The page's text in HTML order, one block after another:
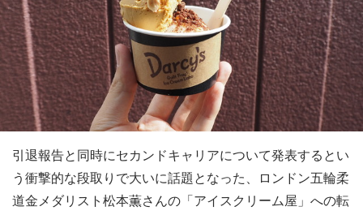
引退報告と同時にセカンドキャリアについて発表するとい
う衝撃的な段取りで大いに話題となった、ロンドン五輪柔
道金メダリスト松本薫さんの「アイスクリーム屋」への転